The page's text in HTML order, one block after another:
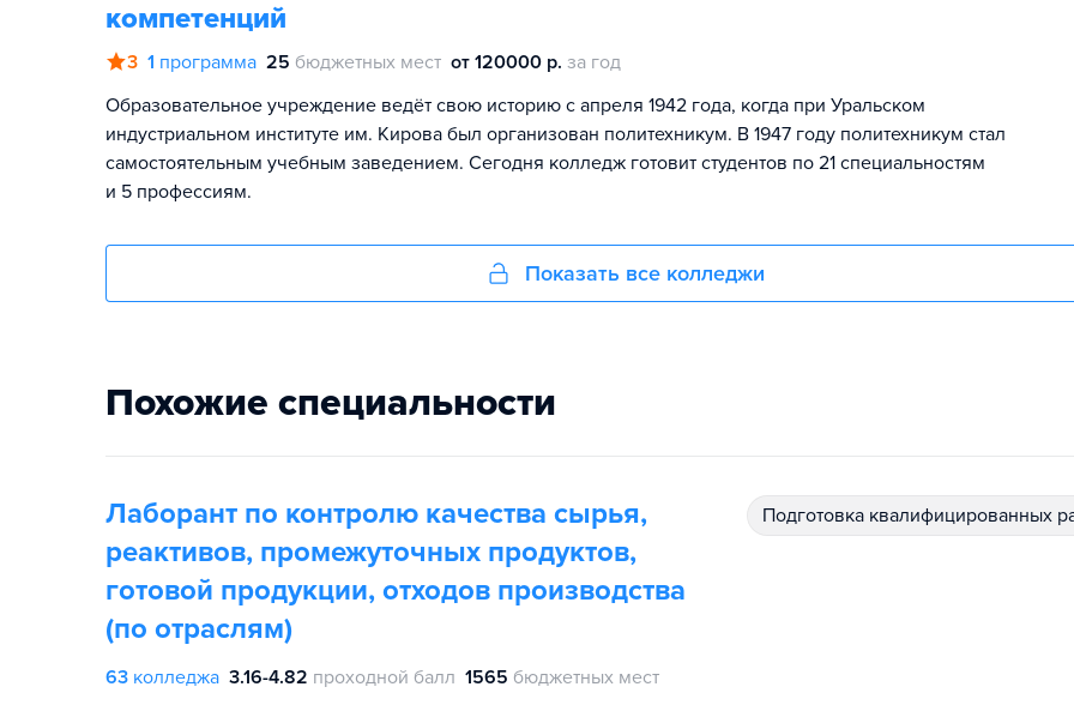
компетенций
3 1 программа 25 бюджетных мест от 120000 р. за год
Образовательное учреждение ведёт свою историю с апреля 1942 года, когда при Уральском
индустриальном институте им. Кирова был организован политехникум. В 1947 году политехникум стал
самостоятельным учебным заведением. Сегодня колледж готовит студентов по 21 специальностям
и 5 профессиям.
Показать все колледжи
Похожие специальности
Лаборант по контролю качества сырья,
реактивов, промежуточных продуктов,
готовой продукции, отходов производства
(по отраслям)
подготовка квалифицированных
63 колледжа 3.16-4.82 проходной балл 1565 бюджетных мест